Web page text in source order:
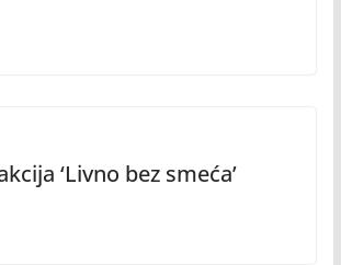
‘Livno bez smeća’